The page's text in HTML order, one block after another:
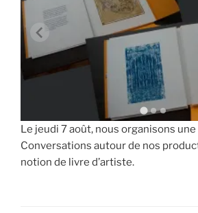
Le jeudi 7 août, nous organisons
Conversations autour de nos
notion de livre d’artiste.